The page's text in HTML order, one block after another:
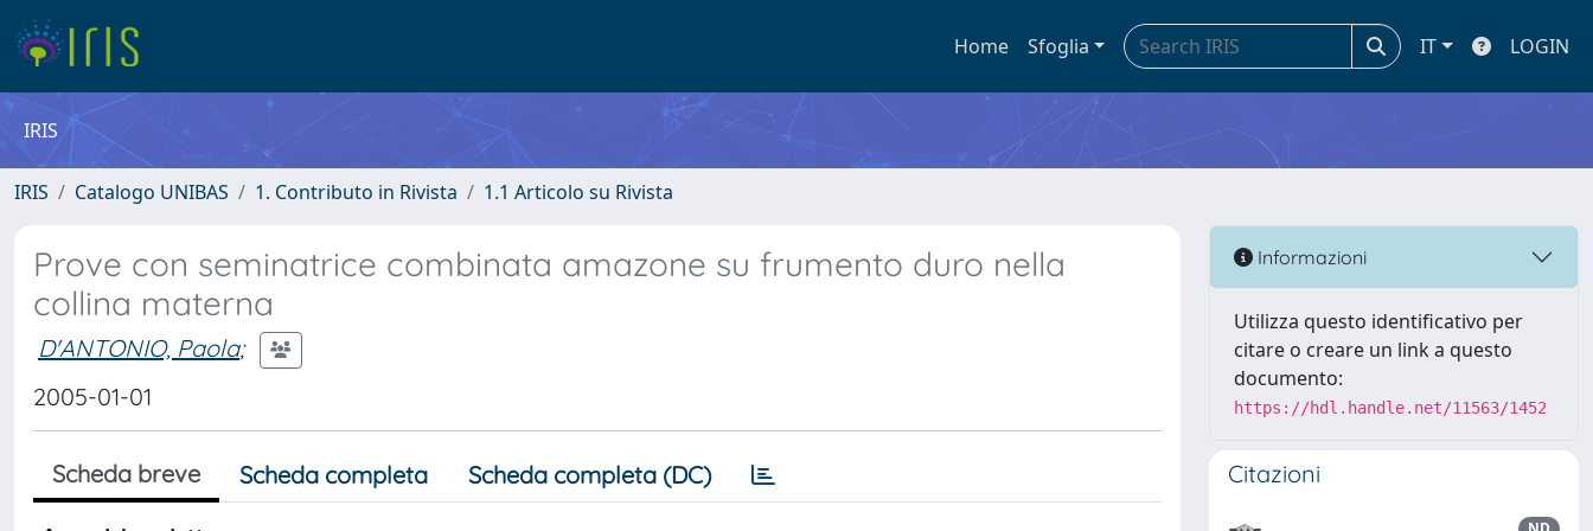
Home Sfoglia IT LOGIN
IRIS
IRIS Catalogo UNIBAS 1. Contributo in Rivista 1.1 Articolo su Rivista
Prove con seminatrice combinata amazone su frumento duro nella
collina materna
D'ANTONIO, Paola;
2005-01-01
Scheda breve Scheda completa Scheda completa (DC)
Informazioni
Utilizza questo identificativo per
citare o creare un link a questo
documento:
https://hdl.handle.net/11563/1452
Citazioni